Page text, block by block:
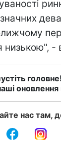
низькою", -
нас там,